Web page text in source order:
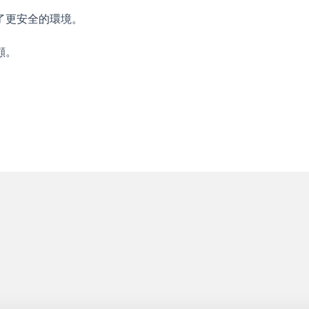
安全的環境。